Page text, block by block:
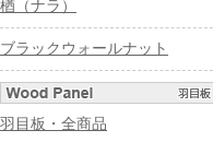
楢（ナラ）
ブラックウォールナット
羽目板・全商品